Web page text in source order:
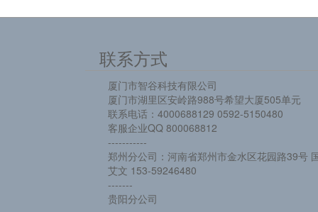
联系方式
厦门市智谷科技有限公司
厦门市湖里区安岭路988号希望大厦505单元
联系电话：4000688129 0592-5150480
客服企业QQ 800068812
-----------
郑州分公司：河南省郑州市金水区花园路39号
艾文 153-59246480
-------
贵阳分公司